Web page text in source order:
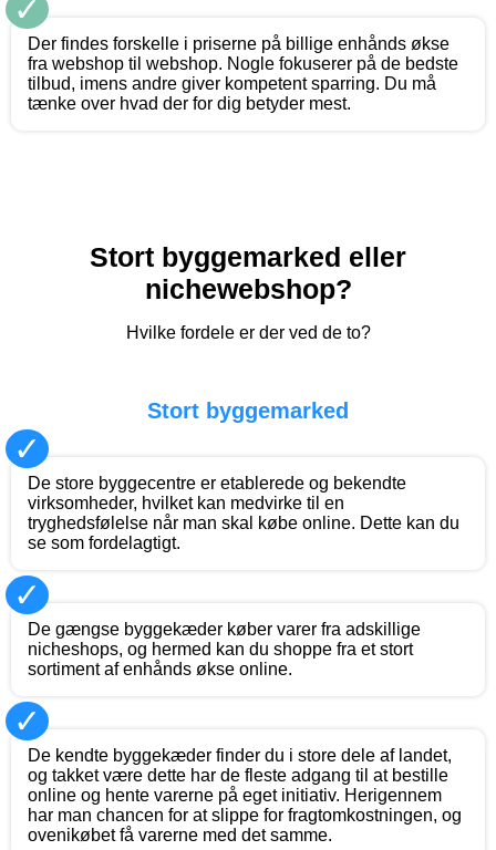
✓
Der findes forskelle i priserne på billige enhånds økse
fra webshop til webshop. Nogle fokuserer på de bedste
tilbud, imens andre giver kompetent sparring. Du må
tænke over hvad der for dig betyder mest.
Stort byggemarked eller
nichewebshop?
Hvilke fordele er der ved de to?
Stort byggemarked
✓
De store byggecentre er etablerede og bekendte
virksomheder, hvilket kan medvirke til en
tryghedsfølelse når man skal købe online. Dette kan du
se som fordelagtigt.
✓
De gængse byggekæder køber varer fra adskillige
nicheshops, og hermed kan du shoppe fra et stort
sortiment af enhånds økse online.
✓
De kendte byggekæder finder du i store dele af landet,
og takket være dette har de fleste adgang til at bestille
online og hente varerne på eget initiativ. Herigennem
har man chancen for at slippe for fragtomkostningen, og
ovenikøbet få varerne med det samme.